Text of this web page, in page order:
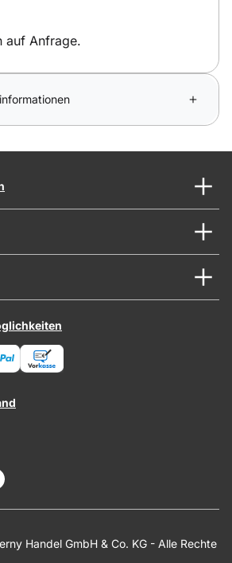
auf Anfrage.
Handel GmbH & Co. KG - Alle Rechte